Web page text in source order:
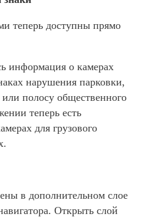
теперь доступны прямо
информация о камерах
нарушения парковки,
полосу общественного
теперь есть
для грузового
в дополнительном слое
Открыть слой